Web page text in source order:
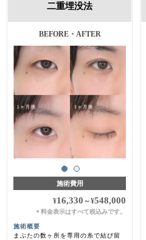
二重埋没法
施術前・1ヵ月後
施術費用
¥16,330 ～¥548,000
＊料金表示はすべて税込みです。
施術概要
まぶたの数ヶ所を専用の糸で結び留